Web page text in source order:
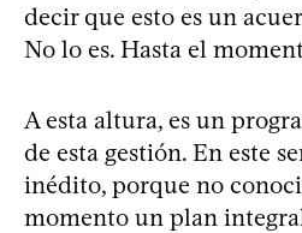
decir que esto es un
No lo es. Hasta el
A esta altura, es un
de esta gestión. En este
inédito, porque no
momento un plan